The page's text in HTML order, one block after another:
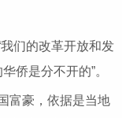
们的改革开放和发
侨是分不开的”。
富豪，依据是当地